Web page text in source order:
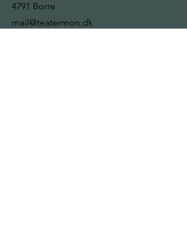
4791 Borre
mail@teatermon.dk